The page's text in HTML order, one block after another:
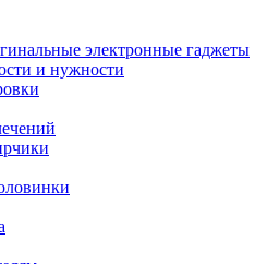
электронные гаджеты
и нужности